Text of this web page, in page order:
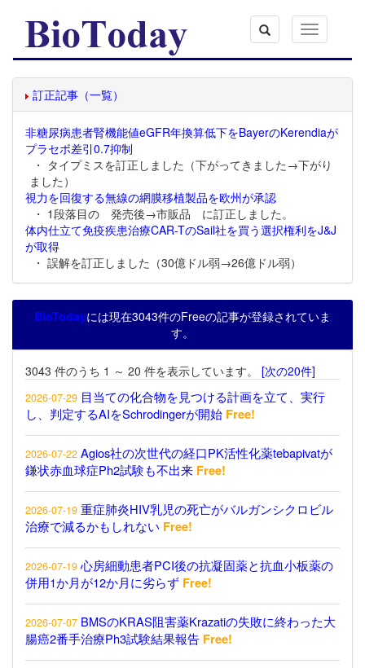
Toggle
navigation
訂正記事（一覧）
非糖尿病患者腎機能値eGFR年換算低下をBayerのKerendiaが
プラセボ差引0.7抑制
・ タイプミスを訂正しました（下がってきました→下がり
ました）
視力を回復する無線の網膜移植製品を欧州が承認
・ 1段落目の 発売後→市販品 に訂正しました。
体内仕立て免疫疾患治療CAR-TのSail社を買う選択権利をJ&J
が取得
・ 誤解を訂正しました（30億ドル弱→26億ドル弱）
BioTodayには現在3043件のFreeの記事が登録されていま
す。
3043 件のうち 1 ～ 20 件を表示しています。 [次の20件]
2026-07-29 目当ての化合物を見つける計画を立て、実行
し、判定するAIをSchrodingerが開始 Free!
2026-07-22 Agios社の次世代の経口PK活性化薬tebapivatが
鎌状赤血球症Ph2試験も不出来 Free!
2026-07-19 重症肺炎HIV乳児の死亡がバルガンシクロビル
治療で減るかもしれない Free!
2026-07-19 心房細動患者PCI後の抗凝固薬と抗血小板薬の
併用1か月が12か月に劣らず Free!
2026-07-07 BMSのKRAS阻害薬Krazatiの失敗に終わった大
腸癌2番手治療Ph3試験結果報告 Free!